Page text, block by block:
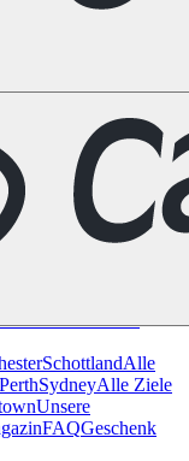
Alle Ziele in den
San
München Stuttgart
Toulouse
Alle
SchottlandAlle
PerthSydneyAlle Ziele
Unsere
FAQGeschenk